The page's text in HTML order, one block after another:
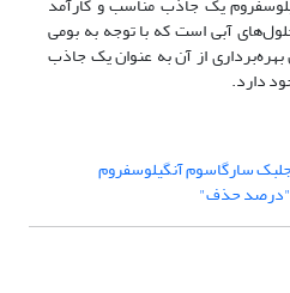
آبی است که با توجه به بومی
از آن به عنوان یک جاذب
دارد.
سارگاسوم آنگیلوسفروم
"درصد حذف"